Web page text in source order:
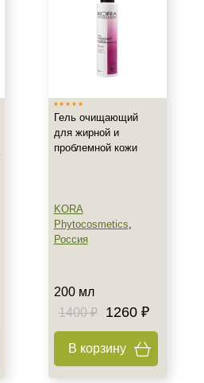
Гель очищающий
для жирной и
проблемной кожи
KORA
Phytocosmetics,
Россия
200 мл
1400 ₽
1260 ₽
В корзину